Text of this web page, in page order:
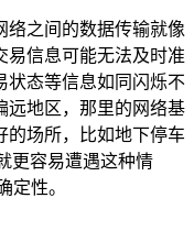
络之间的数据传输就像
易信息可能无法及时准
状态等信息如同闪烁不
远地区，那里的网络基
的场所，比如地下停车
更容易遭遇这种情
定性。